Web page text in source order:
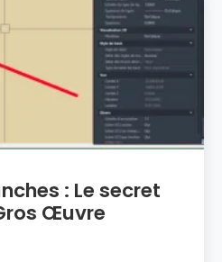
: Le secret
Œuvre